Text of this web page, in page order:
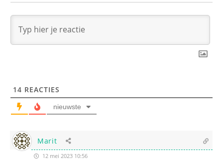
14 REACTIES
nieuwste
Marit
12 mei 2023 10:56